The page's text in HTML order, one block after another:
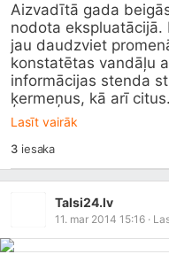
Aizvadītā gada
nodota ekspluatācijā.
jau daudzviet
konstatētas vandāļu
informācijas stenda
ķermeņus, kā arī
Lasīt vairāk
3iesaka
Talsi24.lv
11. mar 2014 15:16 ·